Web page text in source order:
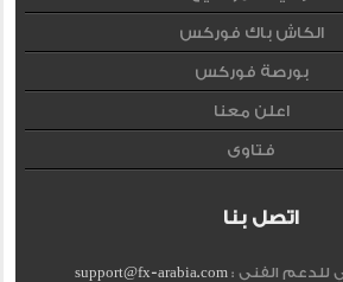
الكاش باك فوركس
بورصة فوركس
اعلن معنا
فتاوى
اتصل بنا
للدعم الفنى :support@fx-arabia.com